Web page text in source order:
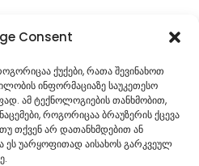
Consent
ქუქები, რათა შევინახოთ
ინფორმაციაზე საუკეთესო
ამ ტექნოლოგიების თანხმობით,
როგორიცაა ბრაუზერის ქცევა
თქვენ არ დათანხმდებით ან
ეს უარყოფითად აისახოს გარკვეულ
პროექტები